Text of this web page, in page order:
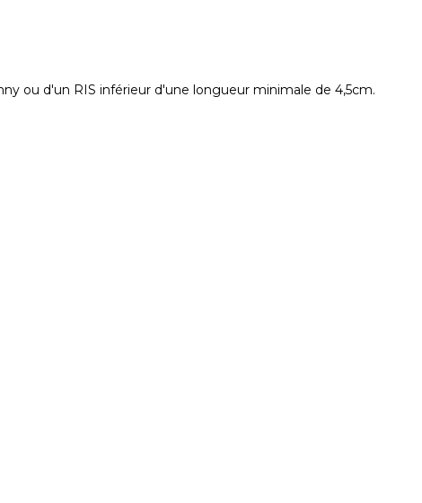
ou d'un RIS inférieur d'une longueur minimale de 4,5cm.